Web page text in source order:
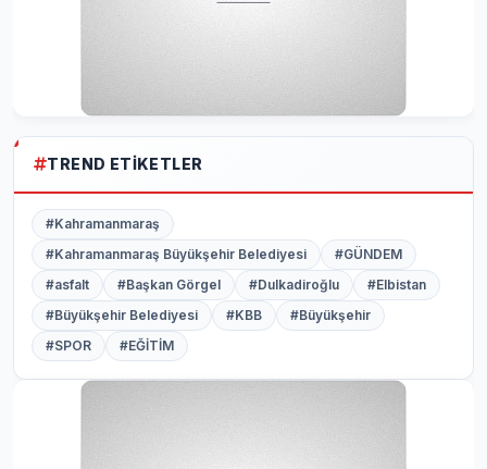
TREND ETIKETLER
#Kahramanmaraş
#Kahramanmaraş Büyükşehir Belediyesi
#GÜNDEM
#asfalt
#Başkan Görgel #Dulkadiroğlu
#Elbistan
#Büyükşehir Belediyesi
#KBB
#Büyükşehir
#SPOR
#EĞİTİM